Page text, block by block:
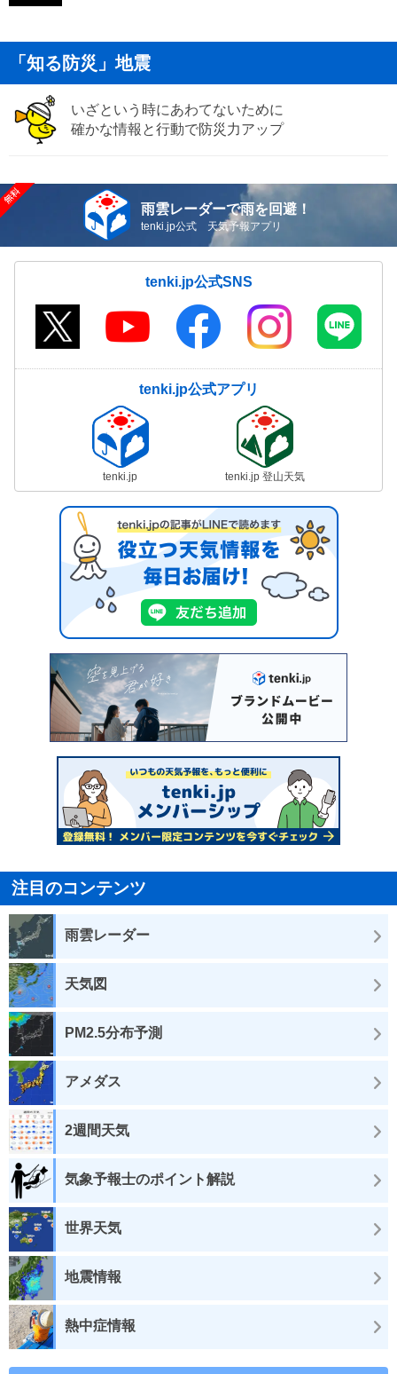
「知る防災」地震
いざという時にあわてないために
確かな情報と行動で防災力アップ
雨雲レーダーで雨を回避！
tenki.jp公式 天気予報アプリ
tenki.jp公式SNS
tenki.jp公式アプリ
tenki.jp tenki.jp 登山天気
注目のコンテンツ
雨雲レーダー
天気図
PM2.5分布予測
アメダス
2週間天気
気象予報士のポイント解説
世界天気
地震情報
熱中症情報